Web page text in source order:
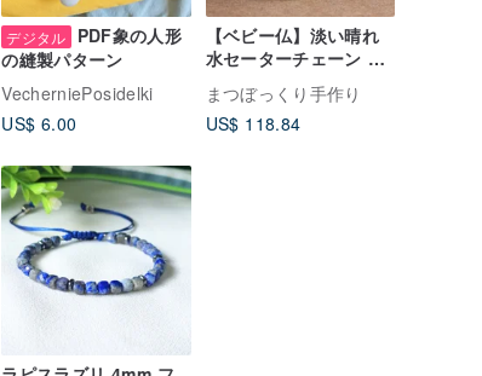
デジタル
PDF象の人形
の縫製パターン
VecherniePosidelki
US$ 6.00
【ベビー仏】淡い晴れ
水セーターチェーン 天
然和田玉
まつぼっくり手作り
US$ 118.84